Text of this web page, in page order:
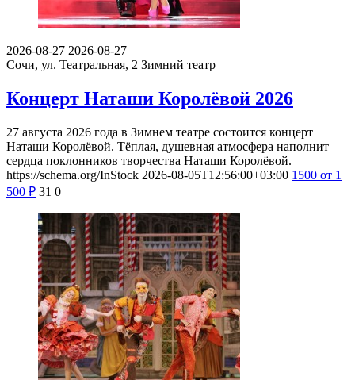
2026-08-27 2026-08-27
Сочи, ул. Театральная, 2 Зимний театр
Концерт Наташи Королёвой 2026
27 августа 2026 года в Зимнем театре состоится концерт
Наташи Королёвой. Тёплая, душевная атмосфера наполнит
сердца поклонников творчества Наташи Королёвой.
https://schema.org/InStock 2026-08-05T12:56:00+03:00 1500 от 1
500 ₽ 31 0